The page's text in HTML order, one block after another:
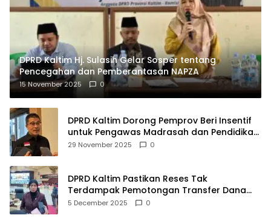
DPRD Kaltim Hj. Sulasih Gelar Sosper tentang
Pencegahan dan Pemberantasan NAPZA
15 November 2025 0
DPRD Kaltim Dorong Pemprov Beri Insentif
untuk Pengawas Madrasah dan Pendidikan
Agama
29 November 2025 0
DPRD Kaltim Pastikan Reses Tak
Terdampak Pemotongan Transfer Dana
Pusat
5 December 2025 0